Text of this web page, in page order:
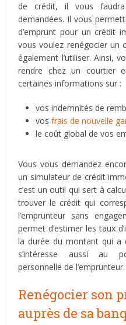
de crédit, il vous
demandées. Il vous
d’emprunt pour un crédit
vous voulez renégocier un
également l’utiliser. Ainsi,
rendre chez un courtier
certaines informations sur :
vos indemnités de
vosfrais de nouvelle
le coût global de vos
Vous vous demandez
un simulateur de crédit
c’est un outil qui sert à
trouver le crédit qui
l’emprunteur sans
permet d’estimer les taux
la durée du montant qui a
s’intéresse aussi au
personnelle de l’emprunteur.
Renégocier son
auprès de sa